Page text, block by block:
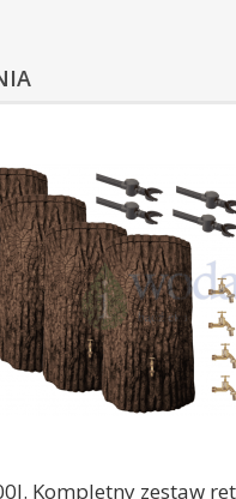
Kompletny zestaw